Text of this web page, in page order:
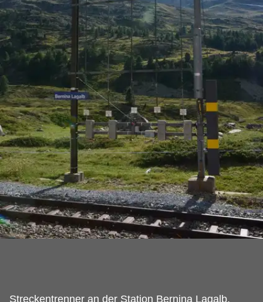
Streckentrenner an der Station Bernina Lagalb.